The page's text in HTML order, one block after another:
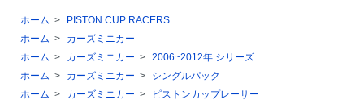
ホーム >
PISTON CUP RACERS
ホーム >
カーズミニカー
ホーム > カーズミニカー > 2006~2012年 シリーズ
ホーム > カーズミニカー >
シングルパック
ホーム > カーズミニカー > ピストンカップレーサー